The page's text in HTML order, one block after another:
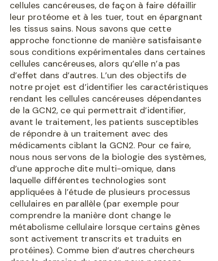
cellules cancéreuses, de façon à faire défaillir
leur protéome et à les tuer, tout en épargnant
les tissus sains. Nous savons que cette
approche fonctionne de manière satisfaisante
sous conditions expérimentales dans certaines
cellules cancéreuses, alors qu’elle n’a pas
d’effet dans d’autres. L’un des objectifs de
notre projet est d’identifier les caractéristiques
rendant les cellules cancéreuses dépendantes
de la GCN2, ce qui permettrait d’identifier,
avant le traitement, les patients susceptibles
de répondre à un traitement avec des
médicaments ciblant la GCN2. Pour ce faire,
nous nous servons de la biologie des systèmes,
d’une approche dite multi-omique, dans
laquelle différentes technologies sont
appliquées à l’étude de plusieurs processus
cellulaires en parallèle (par exemple pour
comprendre la manière dont change le
métabolisme cellulaire lorsque certains gènes
sont activement transcrits et traduits en
protéines). Comme bien d’autres chercheurs